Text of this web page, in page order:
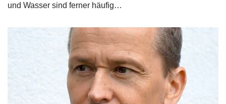
und Wasser sind ferner häufig…